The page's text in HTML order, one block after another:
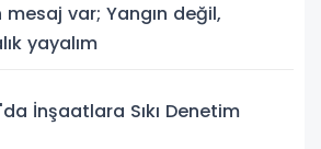
mesaj var; Yangın değil,
yayalım
İnşaatlara Sıkı Denetim